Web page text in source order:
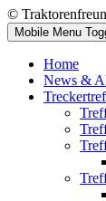
©
Mobile Menu
Home
News &